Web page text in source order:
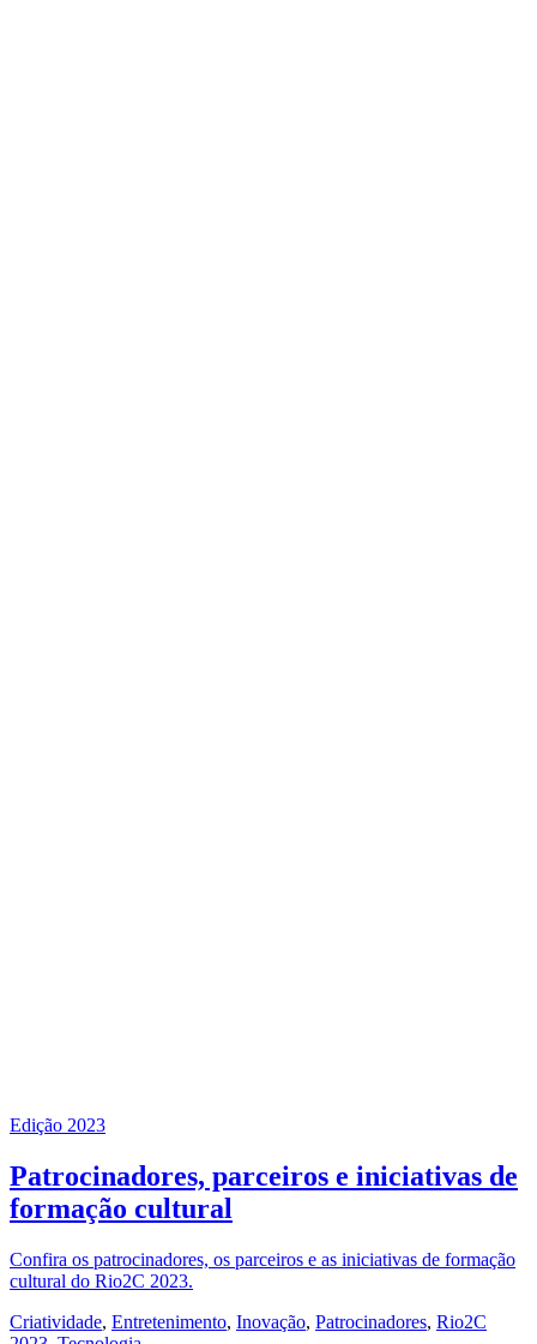
Edição 2023
Patrocinadores, parceiros e iniciativas de
formação cultural
Confira os patrocinadores, os parceiros e as iniciativas de formação
cultural do Rio2C 2023.
Criatividade, Entretenimento, Inovação, Patrocinadores, Rio2C